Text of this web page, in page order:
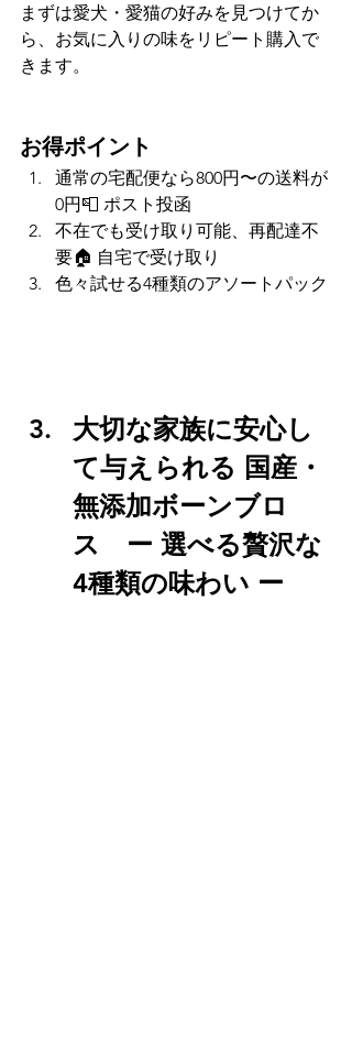
まずは愛犬・愛猫の好みを見つけてか
ら、お気に入りの味をリピート購入で
きます。
お得ポイント
通常の宅配便なら800円〜の送料が
0円📮 ポスト投函
不在でも受け取り可能、再配達不
要🏠 自宅で受け取り
色々試せる4種類のアソートパック
大切な家族に安心し
て与えられる 国産・
無添加ボーンブロ
ス　ー 選べる贅沢な
4種類の味わい ー